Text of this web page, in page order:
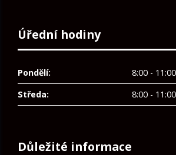
Úřední hodiny
Pondělí:
8:00 -
Středa:
8:00 -
Důležité informace